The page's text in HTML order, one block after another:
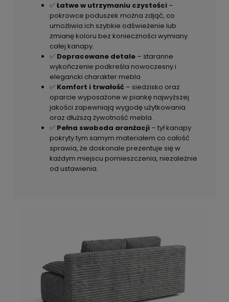
✅Łatwe w utrzymaniu czystości –
pokrowce poduszek można zdjąć, co
umożliwia ich szybkie odświeżenie lub
zmianę koloru bez konieczności wymiany
całej kanapy.
✅ Dopracowane detale – staranne
wykończenie podkreśla nowoczesny i
elegancki charakter mebla
✅ Komfort i trwałość – siedzisko oraz
oparcie wyposażone w piankę najwyższej
jakości zapewniają wygodę użytkowania
oraz dłuższą żywotność mebla.
✅ Pełna swoboda aranżacji – tył kanapy
pokryty tym samym materiałem co całość
sprawia, że doskonale prezentuje się w
każdym miejscu pomieszczenia, niezależnie
od ustawienia.